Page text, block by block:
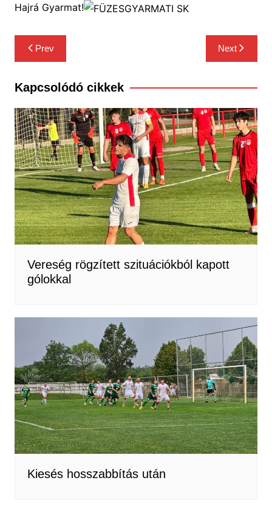
Hajrá Gyarmat!
Bejegyzés
navigáció
Prev Next
Kapcsolódó cikkek
Vereség rögzített szituációkból kapott
gólokkal
Kiesés hosszabbítás után